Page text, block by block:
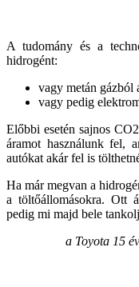
A tudomány és a
hidrogént:
vagy metán gázból
vagy pedig
Előbbi esetén sajnos
áramot használunk fel,
autókat akár fel is
Ha már megvan a
a töltőállomásokra. Ott
pedig mi majd bele
a Toyota 15